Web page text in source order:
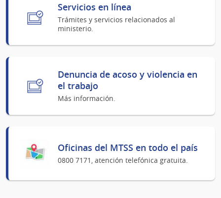
Servicios en línea
Trámites y servicios relacionados al
ministerio.
Denuncia de acoso y violencia en
el trabajo
Más información.
Oficinas del MTSS en todo el país
0800 7171, atención telefónica gratuita.